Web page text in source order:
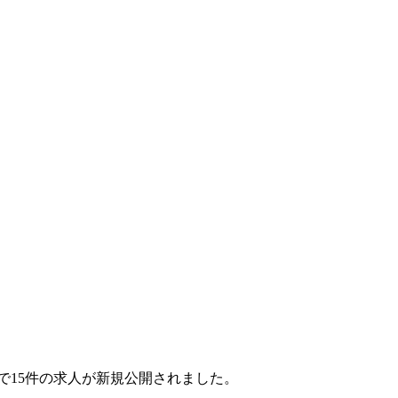
件の求人が新規公開されました。